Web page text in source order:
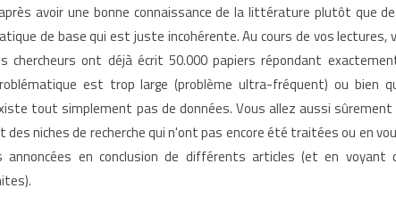
avoir une bonne connaissance de la littérature plutôt que
de base qui est juste incohérente.Au cours de vos lectures,
chercheurs ont déjà écrit 50.000 papiers répondant
est trop large (problème ultra-fréquent) ou bien
tout simplement pas de données. Vous allez aussi sûrement
niches de recherche qui n'ont pas encore été traitées ou en
en conclusion de différents articles (et en voyant